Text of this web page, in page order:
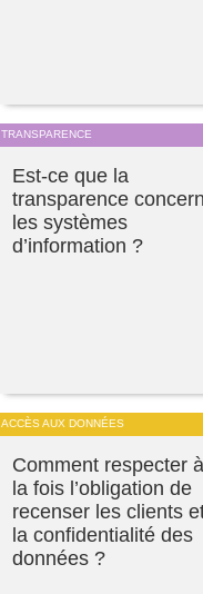
TRANSPARENCE
Est-ce que la
transparence
les systèmes
d’information ?
ACCÈS AUX DONNÉES
Comment respecter à
la fois l’obligation de
recenser les clients
la confidentialité des
données ?